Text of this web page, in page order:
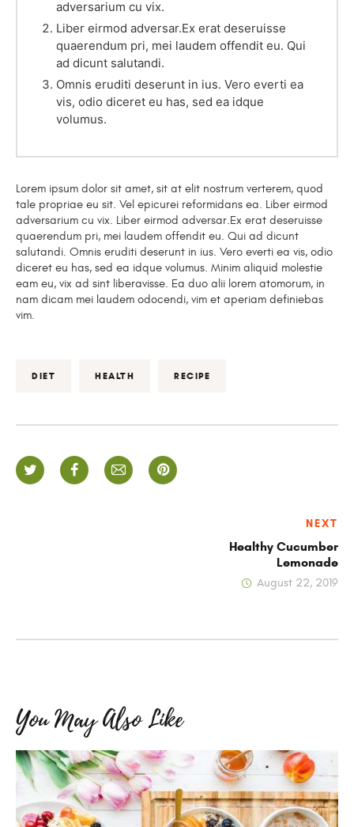
adversarium cu vix.
Liber eirmod adversar.Ex erat deseruisse
quaerendum pri, mei laudem offendit eu. Qui
ad dicunt salutandi.
Omnis eruditi deserunt in ius. Vero everti ea
vis, odio diceret eu has, sed ea idque
volumus.
Lorem ipsum dolor sit amet, sit at elit nostrum verterem, quod
tale propriae eu sit. Vel epicurei reformidans ea. Liber eirmod
adversarium cu vix. Liber eirmod adversar.Ex erat deseruisse
quaerendum pri, mei laudem offendit eu. Qui ad dicunt
salutandi. Omnis eruditi deserunt in ius. Vero everti ea vis, odio
diceret eu has, sed ea idque volumus. Minim aliquid molestie
eam eu, vix ad sint liberavisse. Ea duo alii lorem atomorum, in
nam dicam mei laudem odocendi, vim et aperiam definiebas
vim.
DIET HEALTH RECIPE
NEXT
Healthy Cucumber
Lemonade
August 22, 2019
You May Also Like